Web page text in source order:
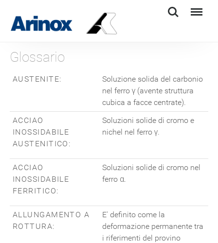
Search Menu
Glossario
AUSTENITE:
Soluzione solida del carbonio
nel ferro γ (avente struttura
cubica a facce centrate).
ACCIAO
INOSSIDABILE
AUSTENITICO:
Soluzioni solide di cromo e
nichel nel ferro γ.
ACCIAO
INOSSIDABILE
FERRITICO:
Soluzioni solide di cromo nel
ferro α.
ALLUNGAMENTO A
ROTTURA:
E' definito come la
deformazione permanente tra
i riferimenti del provino